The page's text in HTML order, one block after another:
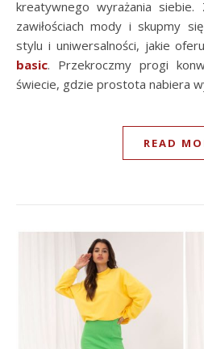
kreatywnego wyrażania siebie.
zawiłościach mody i skupmy
stylu i uniwersalności, jakie
basic. Przekroczmy progi
świecie, gdzie prostota nabiera
READ